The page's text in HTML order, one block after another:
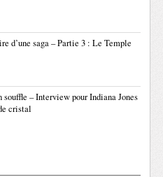
d’une saga – Partie 3 : Le Temple
– Interview pour Indiana Jones
cristal